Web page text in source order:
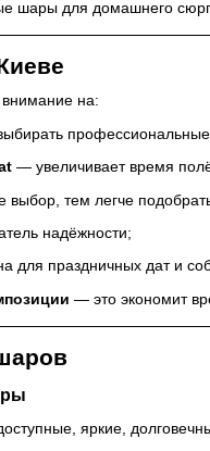
шары для домашнего
на:
— увеличивает время
тем легче
надёжности;
для праздничных дат и
— это экономит
яркие,